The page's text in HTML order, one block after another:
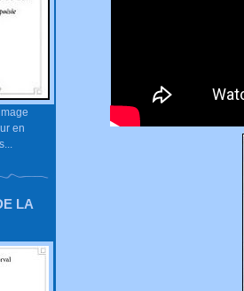
en
LA